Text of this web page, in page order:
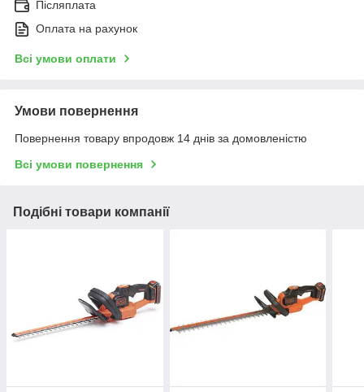
Післяплата
Оплата на рахунок
Всі умови оплати
Умови повернення
Повернення товару впродовж 14 днів за домовленістю
Всі умови повернення
Подібні товари компанії